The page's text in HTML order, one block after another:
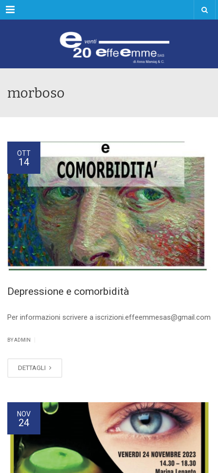
Menu
morboso
OTT
14
Depressione e comorbidità
Per informazioni scrivere a iscrizioni.effeemmesas@gmail.com
BY ADMIN
DETTAGLI
NOV
24